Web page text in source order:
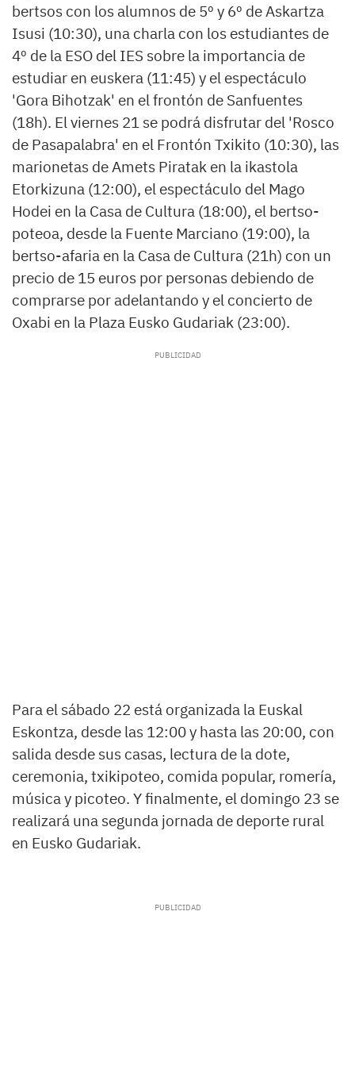
bertsos con los alumnos de 5º y 6º de Askartza
Isusi (10:30), una charla con los estudiantes de
4º de la ESO del IES sobre la importancia de
estudiar en euskera (11:45) y el espectáculo
'Gora Bihotzak' en el frontón de Sanfuentes
(18h). El viernes 21 se podrá disfrutar del 'Rosco
de Pasapalabra' en el Frontón Txikito (10:30), las
marionetas de Amets Piratak en la ikastola
Etorkizuna (12:00), el espectáculo del Mago
Hodei en la Casa de Cultura (18:00), el bertso-
poteoa, desde la Fuente Marciano (19:00), la
bertso-afaria en la Casa de Cultura (21h) con un
precio de 15 euros por personas debiendo de
comprarse por adelantando y el concierto de
Oxabi en la Plaza Eusko Gudariak (23:00).
Para el sábado 22 está organizada la Euskal
Eskontza, desde las 12:00 y hasta las 20:00, con
salida desde sus casas, lectura de la dote,
ceremonia, txikipoteo, comida popular, romería,
música y picoteo. Y finalmente, el domingo 23 se
realizará una segunda jornada de deporte rural
en Eusko Gudariak.